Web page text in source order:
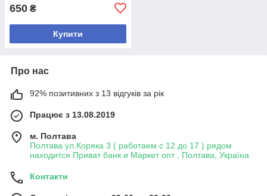
650 ₴
Купити
Про нас
92% позитивних з 13 відгуків за рік
Працює з 13.08.2019
м. Полтава
Полтава ул.Коряка 3 ( работаем с 12 до 17 ) рядом
находится Приват банк и Маркет опт , Полтава, Україна
Контакти